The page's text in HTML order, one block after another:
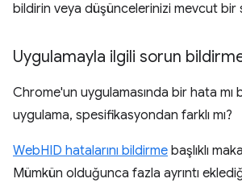
bildirin veya düşüncelerinizi mevcut bir
Uygulamayla ilgili sorun
Chrome'un uygulamasında bir hata mı
uygulama, spesifikasyondan farklı mı?
WebHID hatalarını bildirme başlıklı
Mümkün olduğunca fazla ayrıntı